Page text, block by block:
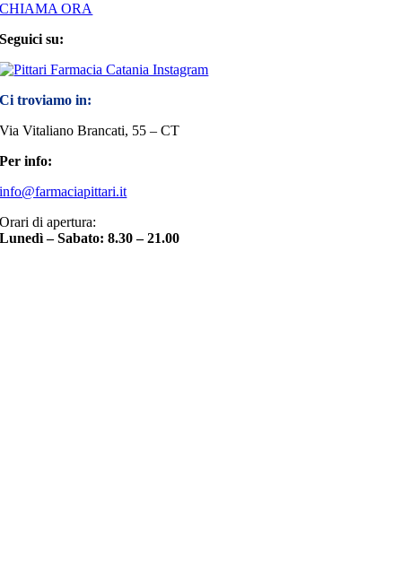
CHIAMA ORA
Seguici su:
Ci troviamo in:
Via Vitaliano Brancati, 55 – CT
Per info:
info@farmaciapittari.it
Orari di apertura:
Lunedì – Sabato: 8.30 – 21.00